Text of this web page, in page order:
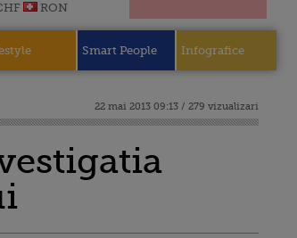
RON
Smart People Infografice
22 mai 2013 09:13 / 279 vizualizari